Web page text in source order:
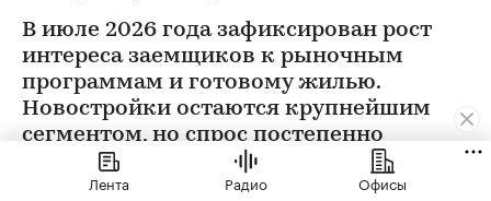
В июле 2026 года зафиксирован рост
интереса заемщиков к рыночным
программам и готовому жилью.
Новостройки остаются крупнейшим
сегментом, но спрос постепенно
выравнивается
Лента Радио Офисы